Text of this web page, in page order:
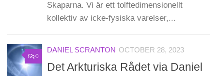
Skaparna. Vi är ett tolftedimensionellt
kollektiv av icke-fysiska varelser,...
0
DANIEL SCRANTON OCTOBER 28, 2023
Det Arkturiska Rådet via Daniel